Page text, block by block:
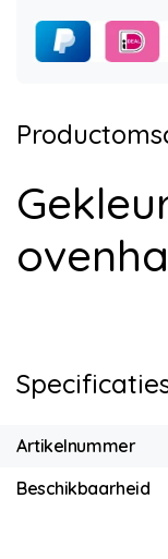
Artikelnummer
Beschikbaarheid